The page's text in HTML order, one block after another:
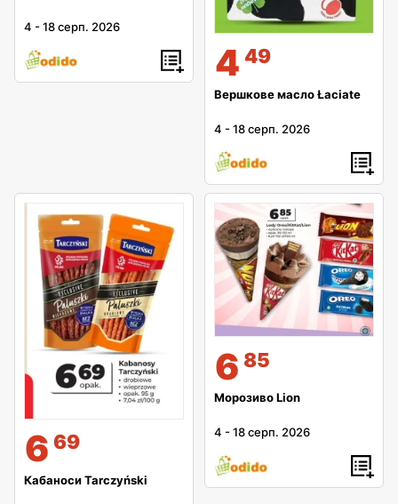
4 -18 серп. 2026
4 49
Вершкове масло Łaciate
4 -18 серп. 2026
6 69
Кабаноси Tarczyński
6 85
Морозиво Lion
4 -18 серп. 2026